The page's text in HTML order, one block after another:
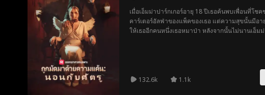
เมื่อเอ็มม่าปาร์กเกอร์อายุ 18 ปีเธอค้นพบเพื่อนที่โช
คาร์เตอร์อัลฟ่าของแพ็คของเธอ แต่ความสุขนั้นมีอา
ให้เธออีกคนหนึ่งเธอหมาป่า หลังจากนั้นไม่นานเอ็ม
132.6k 1.1k